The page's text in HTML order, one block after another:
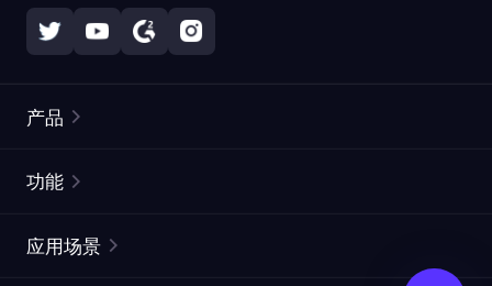
产品
静态住宅代理
功能
应用场景